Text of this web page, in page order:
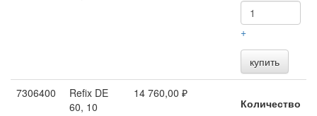
+
купить
7306400
Refix DE
60, 10
14 760,00 ₽
Количество